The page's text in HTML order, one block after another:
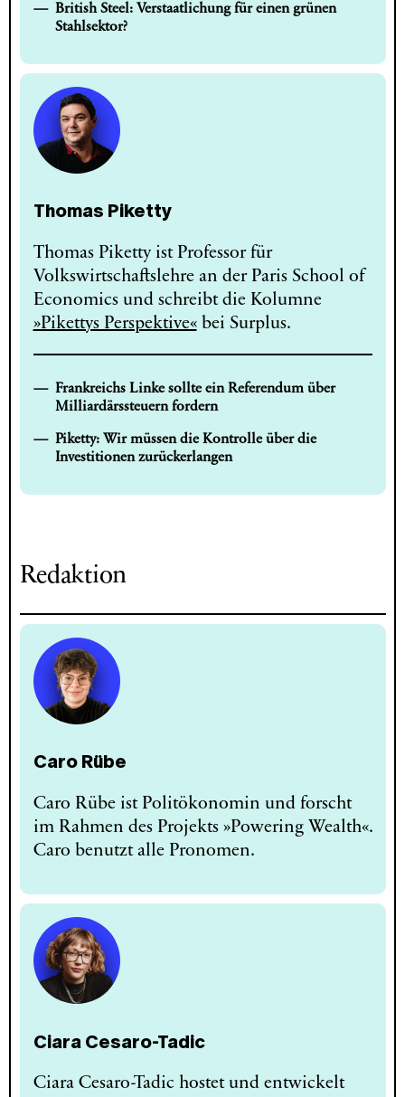
British Steel: Verstaatlichung für einen grünen
Stahlsektor?
Thomas Piketty
Thomas Piketty ist Professor für
Volkswirtschaftslehre an der Paris School of
Economics und schreibt die Kolumne
»Pikettys Perspektive«bei Surplus.
Frankreichs Linke sollte ein Referendum über
Milliardärssteuern fordern
Piketty: Wir müssen die Kontrolle über die
Investitionen zurückerlangen
Redaktion
Caro Rübe
Caro Rübe ist Politökonomin und forscht
im Rahmen des Projekts »Powering Wealth«.
Caro benutzt alle Pronomen.
Ciara Cesaro-Tadic
Ciara Cesaro-Tadic hostet und entwickelt